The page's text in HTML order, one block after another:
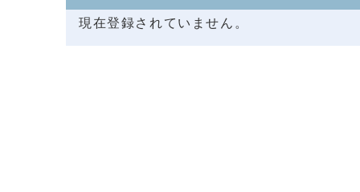
現在登録されていません。